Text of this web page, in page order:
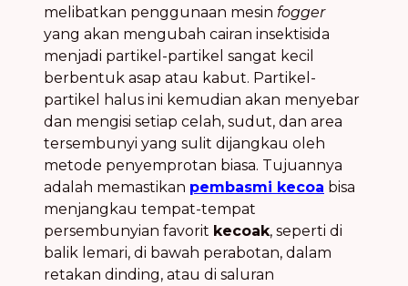
melibatkan penggunaan mesin fogger
yang akan mengubah cairan insektisida
menjadi partikel-partikel sangat kecil
berbentuk asap atau kabut. Partikel-
partikel halus ini kemudian akan menyebar
dan mengisi setiap celah, sudut, dan area
tersembunyi yang sulit dijangkau oleh
metode penyemprotan biasa. Tujuannya
adalah memastikan pembasmi kecoa bisa
menjangkau tempat-tempat
persembunyian favorit kecoak, seperti di
balik lemari, di bawah perabotan, dalam
retakan dinding, atau di saluran